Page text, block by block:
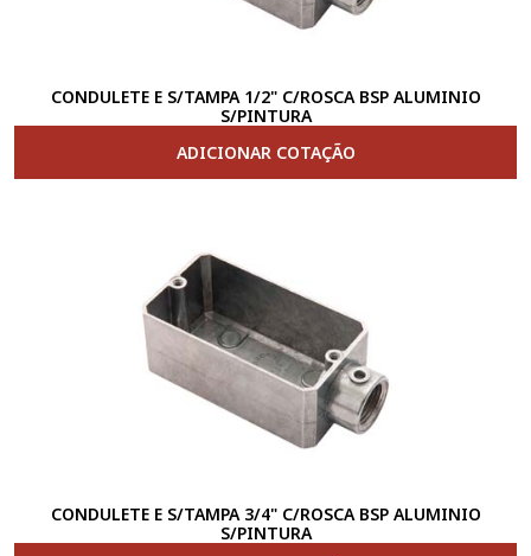
CONDULETE E S/TAMPA 1/2" C/ROSCA BSP ALUMINIO
S/PINTURA
ADICIONAR COTAÇÃO
CONDULETE E S/TAMPA 3/4" C/ROSCA BSP ALUMINIO
S/PINTURA